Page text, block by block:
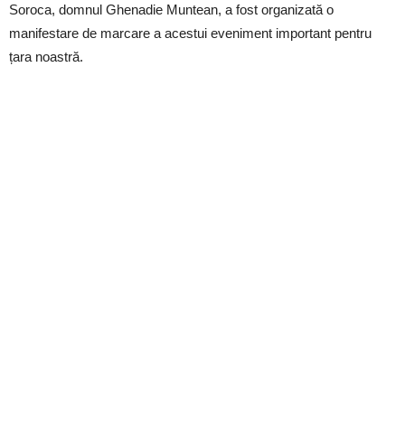
Soroca, domnul Ghenadie Muntean, a fost organizată o
manifestare de marcare a acestui eveniment important pentru
țara noastră.